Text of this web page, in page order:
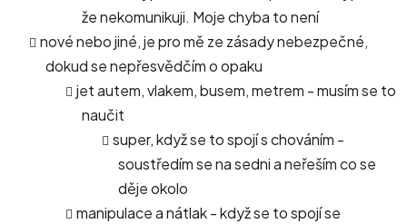
že nekomunikuji. Moje chyba to není
nové nebo jiné, je pro mě ze zásady nebezpečné,
dokud se nepřesvědčím o opaku
jet autem, vlakem, busem, metrem - musím se to
naučit
super, když se to spojí s chováním -
soustředím se na sedni a neřeším co se
děje okolo
manipulace a nátlak - když se to spojí se